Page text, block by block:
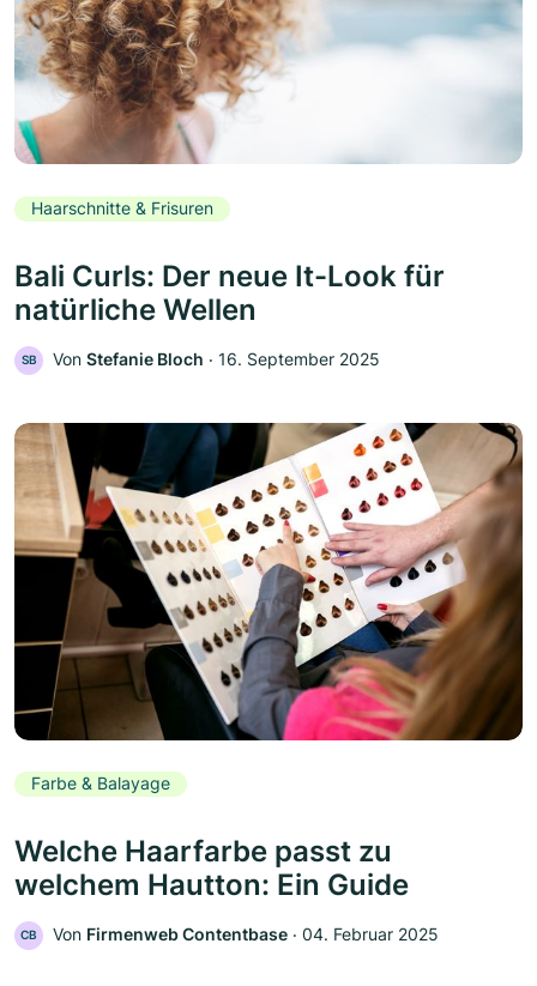
Haarschnitte & Frisuren
Bali Curls: Der neue It-Look für
natürliche Wellen
SB Von Stefanie Bloch ‧ 16. September 2025
Farbe & Balayage
Welche Haarfarbe passt zu
welchem Hautton: Ein Guide
CB Von Firmenweb Contentbase ‧ 04. Februar 2025